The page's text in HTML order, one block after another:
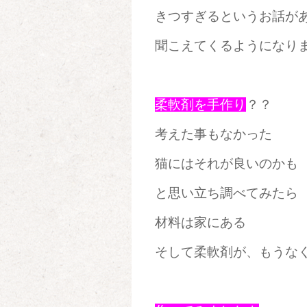
きつすぎるというお話が
聞こえてくるようになり
柔軟剤を手作り ？？
考えた事もなかった
猫にはそれが良いのかも
と思い立ち調べてみたら
材料は家にある
そして柔軟剤が、もうな